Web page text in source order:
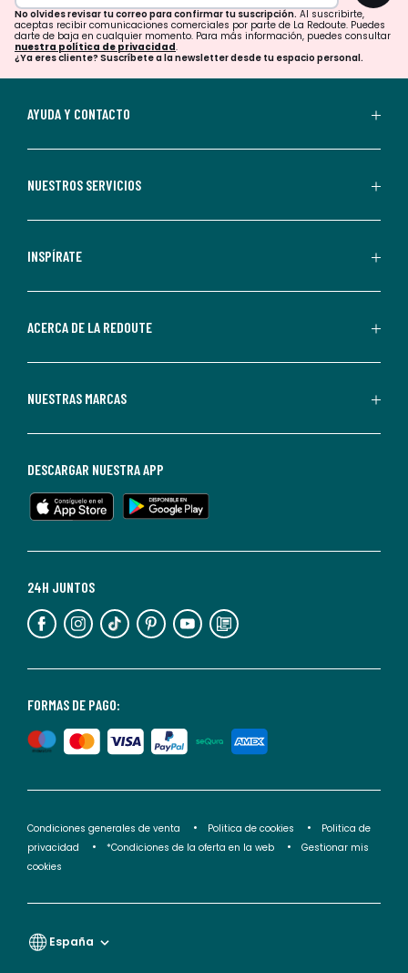
para
confirmar
tu
suscripción.
aceptas
comerciales
personalizadas
parte
Redoute.
de
en
cualquier
Para
información,
puedes
nuestra
de
privacidad</2>.
No olvides revisar tu correo para confirmar tu suscripción. Al suscribirte,
aceptas recibir comunicaciones comerciales por parte de La Redoute. Puedes
darte de baja en cualquier momento. Para más información, puedes consultar
nuestra política de privacidad.
¿Ya eres cliente? Suscríbete a la newsletter desde tu espacio personal.
AYUDA Y CONTACTO
NUESTROS SERVICIOS
INSPÍRATE
ACERCA DE LA REDOUTE
NUESTRAS MARCAS
FORMAS DE PAGO:
24H JUNTOS
DESCARGAR NUESTRA APP
Condiciones generales de venta Politica de cookies
Politica de
privacidad
*Condiciones de la oferta en la web
Gestionar mis
cookies
España